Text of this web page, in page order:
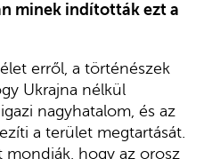
minek indították ezt a
erről, a történészek
Ukrajna nélkül
nagyhatalom, és az
a terület megtartását.
hogy az orosz